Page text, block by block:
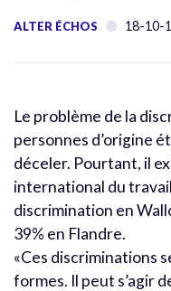
ALTER ÉCHOS 18-10-
Le problème de la
personnes d’origine
déceler. Pourtant, il
international du
discrimination en
39% en Flandre.
«Ces discriminations
formes. Il peut s’agir